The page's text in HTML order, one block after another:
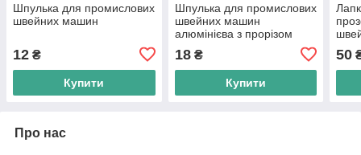
Шпулька для промислових
швейних машин
12 ₴
Купити
Шпулька для промислових
швейних машин
алюмінієва з прорізом
18₴
Купити
50
Про нас